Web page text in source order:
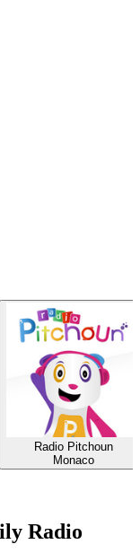
Radio Pitchoun
Monaco
Radio